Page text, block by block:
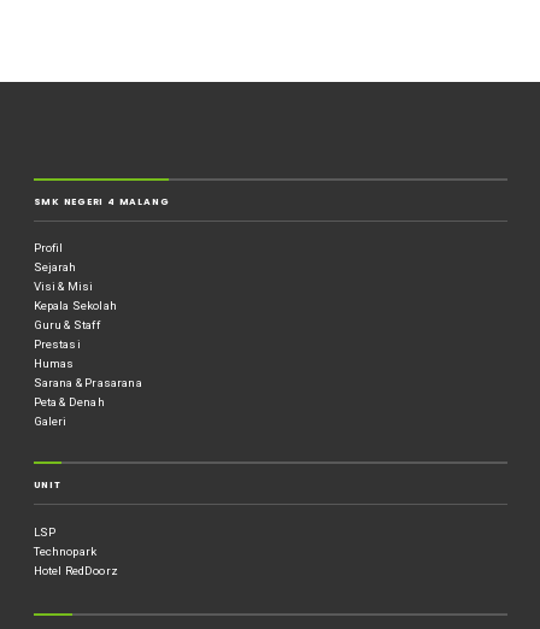
SMK NEGERI 4 MALANG
Profil
Sejarah
Visi & Misi
Kepala Sekolah
Guru & Staff
Prestasi
Humas
Sarana & Prasarana
Peta & Denah
Galeri
UNIT
LSP
Technopark
Hotel RedDoorz